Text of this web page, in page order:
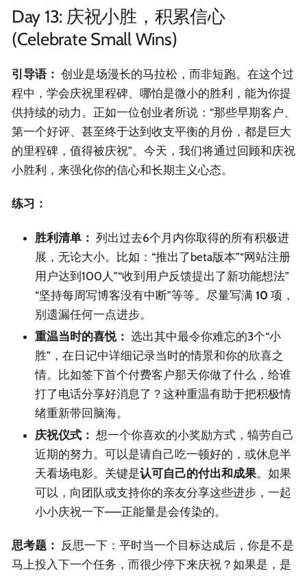
Day 13: 庆祝小胜，积累信心
(Celebrate Small Wins)
引导语： 创业是场漫长的马拉松，而非短跑。在这个过
程中，学会庆祝里程碑、哪怕是微小的胜利，能为你提
供持续的动力。正如一位创业者所说：“那些早期客户、
第一个好评、甚至终于达到收支平衡的月份，都是巨大
的里程碑，值得被庆祝”。今天，我们将通过回顾和庆祝
小胜利，来强化你的信心和长期主义心态。
练习：
胜利清单： 列出过去6个月内你取得的所有积极进
展，无论大小。比如：“推出了beta版本”“网站注册
用户达到100人”“收到用户反馈提出了新功能想法”
“坚持每周写博客没有中断”等等。尽量写满 10 项，
别遗漏任何一点进步。
重温当时的喜悦： 选出其中最令你难忘的3个“小
胜”，在日记中详细记录当时的情景和你的欣喜之
情。比如签下首个付费客户那天你做了什么，给谁
打了电话分享好消息了？这种重温有助于把积极情
绪重新带回脑海。
庆祝仪式： 想一个你喜欢的小奖励方式，犒劳自己
近期的努力。可以是请自己吃一顿好的，或休息半
天看场电影。关键是认可自己的付出和成果。如果
可以，向团队或支持你的亲友分享这些进步，一起
小小庆祝一下——正能量是会传染的。
思考题： 反思一下：平时当一个目标达成后，你是不是
马上投入下一个任务，而很少停下来庆祝？如果是，是